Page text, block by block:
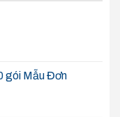
gói Mẫu Đơn